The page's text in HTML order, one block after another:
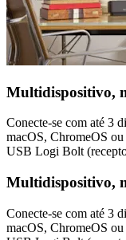
Multidispositivo,
Conecte-se com até 3
macOS, ChromeOS
USB Logi Bolt
Multidispositivo,
Conecte-se com até 3
macOS, ChromeOS